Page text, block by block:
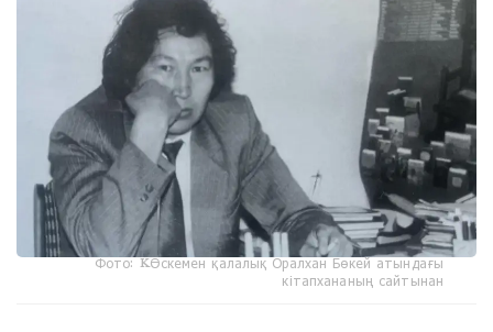
Фото: KӨскемен қалалық Оралхан Бөкей атындағы
кітапхананың сайтынан